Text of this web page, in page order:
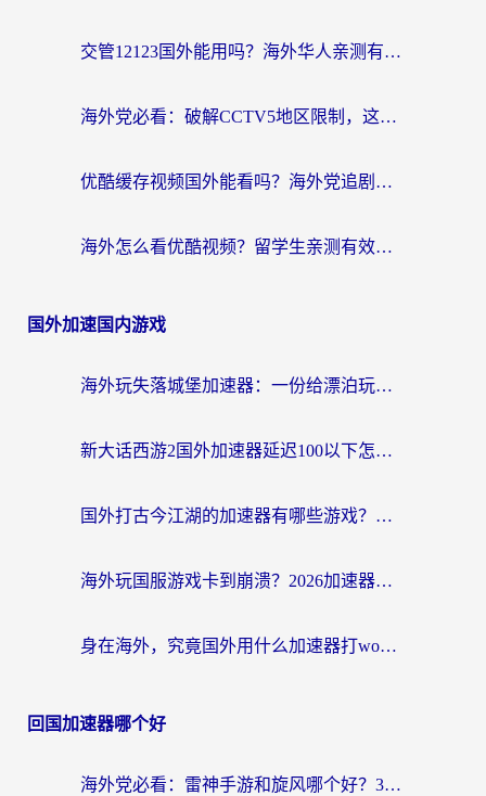
交管12123国外能用吗？海外华人亲测有效的回国加速器选择指南
海外党必看：破解CCTV5地区限制，这样看欧洲杯奥运直播才够爽！
优酷缓存视频国外能看吗？海外党追剧看片的终极解决方案来了
海外怎么看优酷视频？留学生亲测有效的回国加速器选择指南
国外加速国内游戏
海外玩失落城堡加速器：一份给漂泊玩家的网络自救指南
新大话西游2国外加速器延迟100以下怎么办？海外党实测有效的低延迟指南
国外打古今江湖的加速器有哪些游戏？一个海外玩家的终极选择指南
海外玩国服游戏卡到崩溃？2026加速器免费推荐+实用指南（亲测有效）
身在海外，究竟国外用什么加速器打wow好？
回国加速器哪个好
海外党必看：雷神手游和旋风哪个好？3分钟选对回国加速器，无缝刷国内剧玩游戏